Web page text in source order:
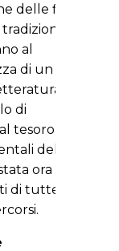
delle figure
al
di un
per
di
tesoro
del
ora
di tutte le